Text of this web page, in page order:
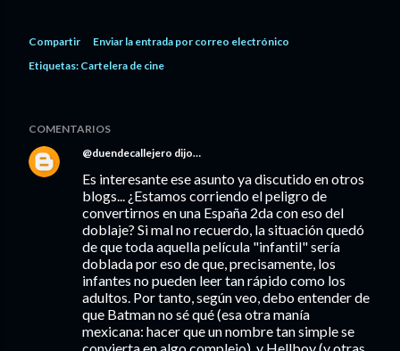
Compartir
Enviar la entrada por correo electrónico
Etiquetas: Cartelera de cine
COMENTARIOS
@duendecallejero dijo…
Es interesante ese asunto ya discutido en otros
blogs... ¿Estamos corriendo el peligro de
convertirnos en una España 2da con eso del
doblaje? Si mal no recuerdo, la situación quedó
de que toda aquella película "infantil" sería
doblada por eso de que, precisamente, los
infantes no pueden leer tan rápido como los
adultos. Por tanto, según veo, debo entender de
que Batman no sé qué (esa otra manía
mexicana: hacer que un nombre tan simple se